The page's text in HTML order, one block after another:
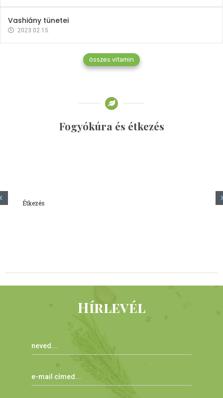
Vashiány tünetei
2023.02.15.
összes vitamin
Fogyókúra és étkezés
Étkezés
Hírlevél